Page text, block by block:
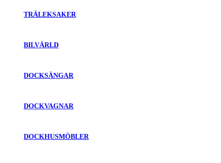
TRÄLEKSAKER
BILVÄRLD
DOCKSÄNGAR
DOCKVAGNAR
DOCKHUSMÖBLER